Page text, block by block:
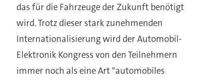
das für die Fahrzeuge der Zukunft benötigt
wird. Trotz dieser stark zunehmenden
Internationalisierung wird der Automobil-
Elektronik Kongress von den Teilnehmern
immer noch als eine Art "automobiles